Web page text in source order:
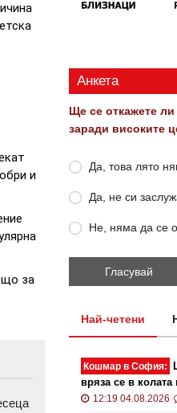
и
за
Анкета
Ще се откажете
заради високите
Да, това лято
Да, не си
Не, няма да се
Най-четени
Кошмар в София:
вряза се в
12:19 04.08.2026